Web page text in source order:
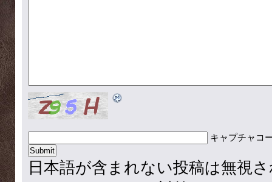
キャプチャコ
日本語が含まれない投稿は無視